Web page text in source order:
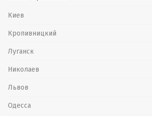
Киев
Кропивницкий
Луганск
Николаев
Львов
Одесса